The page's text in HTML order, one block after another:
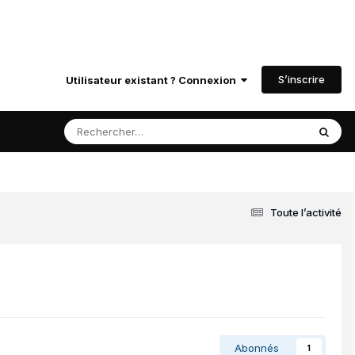
Utilisateur existant ? Connexion S’inscrire
Toute l’activité
Abonnés 1